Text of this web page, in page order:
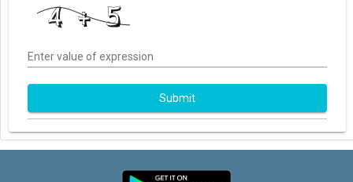
Enter value of expression
Submit